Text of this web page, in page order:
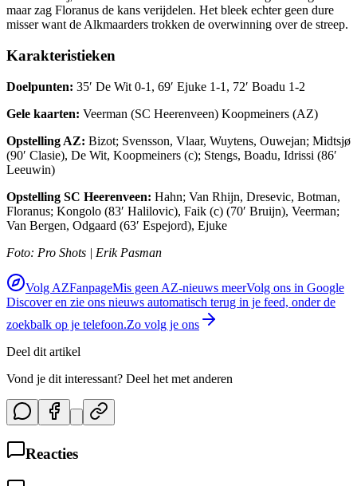
maar zag Floranus de kans verijdelen. Het bleek echter geen dure
misser want de Alkmaarders trokken de overwinning over de streep.
Karakteristieken
Doelpunten: 35′ De Wit 0-1, 69′ Ejuke 1-1, 72′ Boadu 1-2
Gele kaarten: Veerman (SC Heerenveen) Koopmeiners (AZ)
Opstelling AZ: Bizot; Svensson, Vlaar, Wuytens, Ouwejan; Midtsjø
(90′ Clasie), De Wit, Koopmeiners (c); Stengs, Boadu, Idrissi (86′
Leeuwin)
Opstelling SC Heerenveen: Hahn; Van Rhijn, Dresevic, Botman,
Floranus; Kongolo (83′ Halilovic), Faik (c) (70′ Bruijn), Veerman;
Van Bergen, Odgaard (63′ Espejord), Ejuke
Foto: Pro Shots | Erik Pasman
Volg AZFanpageMis geen AZ-nieuws meerVolg ons in Google
Discover en zie ons nieuws automatisch terug in je feed, onder de
zoekbalk op je telefoon.Zo volg je ons
Deel dit artikel
Vond je dit interessant? Deel het met anderen
Reacties